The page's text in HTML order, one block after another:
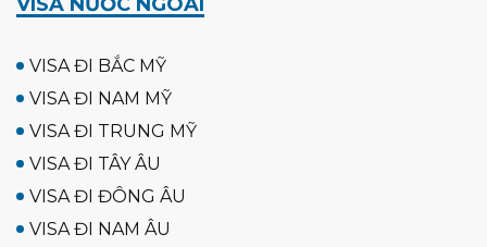
VISA ĐI BẮC MỸ
VISA ĐI NAM MỸ
VISA ĐI TRUNG MỸ
VISA ĐI TÂY ÂU
VISA ĐI ĐÔNG ÂU
VISA ĐI NAM ÂU